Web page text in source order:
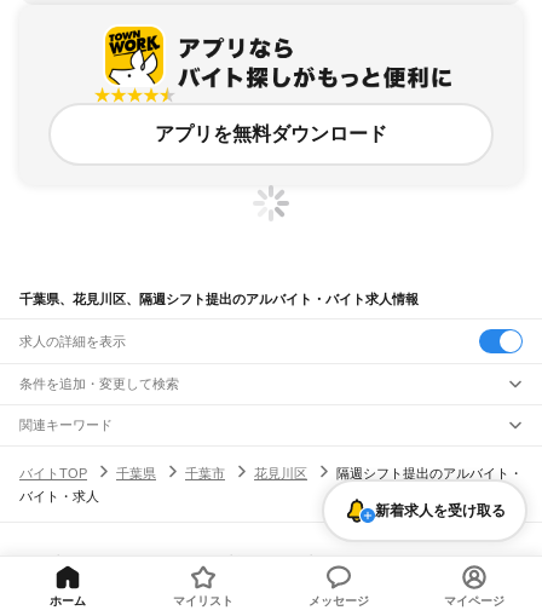
アプリを無料ダウンロード
千葉県、花見川区、隔週シフト提出のアルバイト・バイト求人情報
求人の詳細を表示
条件を追加・変更して検索
市区町村を追加・変更
千葉県すべて
千葉市
旭市
勝浦市市原市 八千代市我孫子市
鎌ケ谷市
君津市
四街道市 印西市
南房総市
匝瑳市
いすみ市 印旛郡香取郡 長生郡 夷隅郡
駅を追加・変更
船橋法典駅
JR中央・総武線
市川駅本八幡駅 下総中山駅西船橋駅 東船橋駅津田沼駅 幕張本郷駅幕張駅
新検見川駅
西千葉駅 千葉駅
職種を追加・変更
飲食・フードサービス
ホールスタッフ
キッチンスタッフ 皿洗い・洗い場精肉・鮮魚加工
給食調理
パン屋（ベーカリー）
フードカウンター販売員バー（BAR）・バーテンダー
日払いOK
学生歓迎深夜の仕事 髪型・髪色自由
ネイルOK
雇用形態を追加・変更
関連キーワード
香川県 高松市 隔週シフト提出 シフト週ごとに提出千葉県 千葉市 花見川区 週1
千葉県 週1シフト提出 幕張新都心
バイトTOP 千葉県 千葉市 花見川区
隔週シフト提出のアルバイト・
バイト・求人
新着求人を受け取る
[企業]求人広告の掲載相談
ホーム マイリスト メッセージ マイページ